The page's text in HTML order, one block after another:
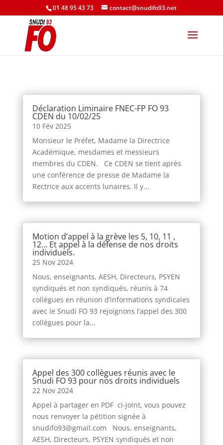
01 48 95 43 73 contact@snudifo93.net
Déclaration Liminaire FNEC-FP FO 93
CDEN du 10/02/25
10 Fév 2025
Monsieur le Préfet, Madame la Directrice
Académique, mesdames et messieurs
membres du CDEN. Ce CDEN se tient après
une conférence de presse de Madame la
Rectrice aux accents lunaires. Il y...
Motion d’appel à la grève les 5, 10, 11 ,
12… Et appel à la défense de nos droits
individuels.
25 Nov 2024
Nous, enseignants, AESH, Directeurs, PSYEN
syndiqués et non syndiqués, réunis à 74
collègues en réunion d’informations syndicales
avec le Snudi FO 93 rejoignons l’appel des 300
collègues pour la...
Appel des 300 collègues réunis avec le
Snudi FO 93 pour nos droits individuels
22 Nov 2024
Appel à partager en PDF ci-joint, vous pouvez
nous renvoyer la pétition signée à
snudifo93@gmail.com Nous, enseignants,
AESH, Directeurs, PSYEN syndiqués et non